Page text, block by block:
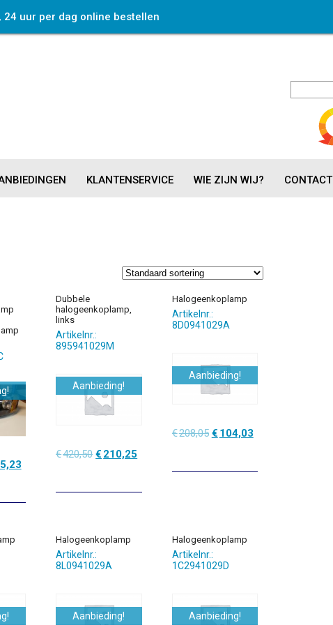
24 uur per dag online bestellen
KLANTENSERVICE WIE ZIJN WIJ? CONTACT
Huidige
€245,23.
Dubbele
halogeenkoplamp,
links
Artikelnr.:
895941029M
Aanbieding!
€420,50 Oorspronkelijke
€420,50.
€ 210,25
€210,25.
Halogeenkoplamp
Artikelnr.:
8D0941029A
Aanbieding!
€208,05 Oorspronkelijke
€208,05.
€ 104,03Huidige
€104,03.
Halogeenkoplamp
Artikelnr.:
8L0941029A
Aanbieding!
Halogeenkoplamp
Artikelnr.:
1C2941029D
Aanbieding!